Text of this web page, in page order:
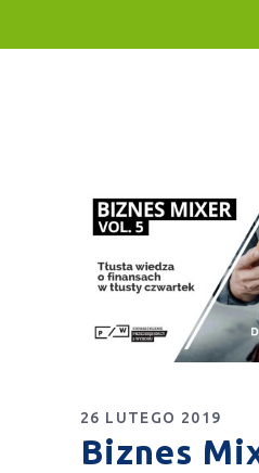
26 LUTEGO 2019
Biznes